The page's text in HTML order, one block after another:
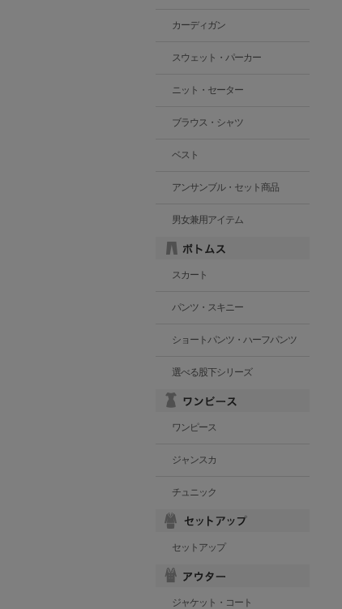
カーディガン
スウェット・パーカー
ニット・セーター
ブラウス・シャツ
ベスト
アンサンブル・セット商品
男女兼用アイテム
スカート
パンツ・スキニー
ショートパンツ・ハーフパンツ
選べる股下シリーズ
ワンピース
ジャンスカ
チュニック
セットアップ
ジャケット・コート